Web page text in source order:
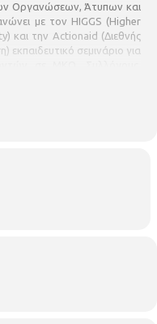
Οργανώσεων, Άτυπων και
με τον HIGGS (Higher
και την Actionaid (Διεθνής
σεμινάριο για